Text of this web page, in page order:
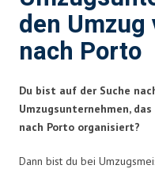
den
nach Porto
Du bist auf der Suche
Umzugsunternehmen,
nach Porto organisiert?
Dann bist du bei